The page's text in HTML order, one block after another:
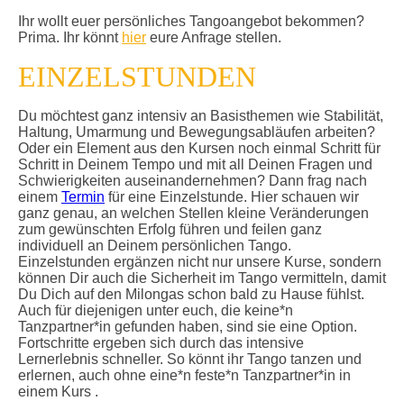
Ihr wollt euer persönliches Tangoangebot bekommen?
Prima. Ihr könnt hier eure Anfrage stellen.
EINZELSTUNDEN
Du möchtest ganz intensiv an Basisthemen wie Stabilität,
Haltung, Umarmung und Bewegungsabläufen arbeiten?
Oder ein Element aus den Kursen noch einmal Schritt für
Schritt in Deinem Tempo und mit all Deinen Fragen und
Schwierigkeiten auseinandernehmen? Dann frag nach
einem Termin für eine Einzelstunde. Hier schauen wir
ganz genau, an welchen Stellen kleine Veränderungen
zum gewünschten Erfolg führen und feilen ganz
individuell an Deinem persönlichen Tango.
Einzelstunden ergänzen nicht nur unsere Kurse, sondern
können Dir auch die Sicherheit im Tango vermitteln, damit
Du Dich auf den Milongas schon bald zu Hause fühlst.
Auch für diejenigen unter euch, die keine*n
Tanzpartner*in gefunden haben, sind sie eine Option.
Fortschritte ergeben sich durch das intensive
Lernerlebnis schneller. So könnt ihr Tango tanzen und
erlernen, auch ohne eine*n feste*n Tanzpartner*in in
einem Kurs .